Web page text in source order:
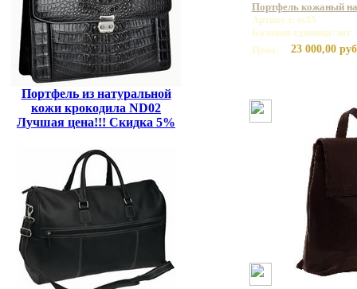
Портфель из натуральной
кожи крокодила ND02
Лучшая цена!!! Скидка 5%
Портфель кожаный на
Артикул: ss35
Базовая единица: шт
Цена:
23 000,00